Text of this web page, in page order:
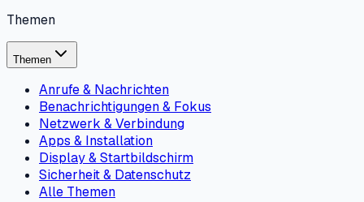
Themen
Themen
Anrufe & Nachrichten
Benachrichtigungen & Fokus
Netzwerk & Verbindung
Apps & Installation
Display & Startbildschirm
Sicherheit & Datenschutz
Alle Themen